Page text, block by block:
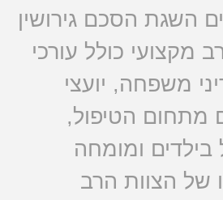
השגת הסכם גירושין
מקצועי כולל עורכי
משפחה, יועצי
מתחום הטיפול,
בילדים ומומחה
של הצוות הרב